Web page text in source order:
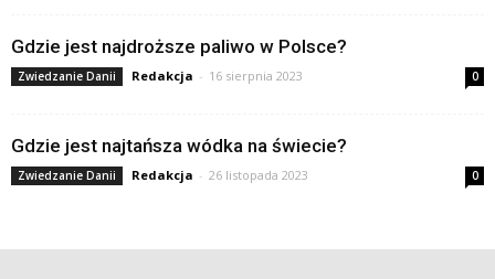
Gdzie jest najdroższe paliwo w Polsce?
Zwiedzanie Danii Redakcja - 16 sierpnia 2023 0
Gdzie jest najtańsza wódka na świecie?
Zwiedzanie Danii Redakcja - 26 listopada 2023 0